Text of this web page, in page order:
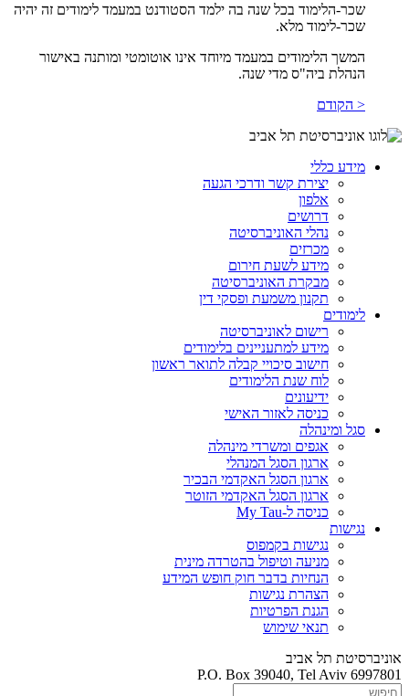
שכר-הלימוד בכל שנה בה ילמד הסטודנט במעמד לימודים זה יהיה
שכר-לימוד מלא.
המשך הלימודים במעמד מיוחד אינו אוטומטי ומותנה באישור
הנהלת ביה"ס מדי שנה.
< הקודם
מידע כללי
יצירת קשר ודרכי הגעה
אלפון
דרושים
נהלי האוניברסיטה
מכרזים
מידע לשעת חירום
מבקרת האוניברסיטה
תקנון משמעת ופסקי דין
לימודים
רישום לאוניברסיטה
מידע למתעניינים בלימודים
חישוב סיכויי קבלה לתואר ראשון
לוח שנת הלימודים
ידיעונים
כניסה לאזור האישי
סגל ומינהלה
אגפים ומשרדי מינהלה
ארגון הסגל המנהלי
ארגון הסגל האקדמי הבכיר
ארגון הסגל האקדמי הזוטר
כניסה ל-My Tau
נגישות
נגישות בקמפוס
מניעה וטיפול בהטרדה מינית
הנחיות בדבר חוק חופש המידע
הצהרת נגישות
הגנת הפרטיות
תנאי שימוש
אוניברסיטת תל אביב
P.O. Box 39040, Tel Aviv 6997801